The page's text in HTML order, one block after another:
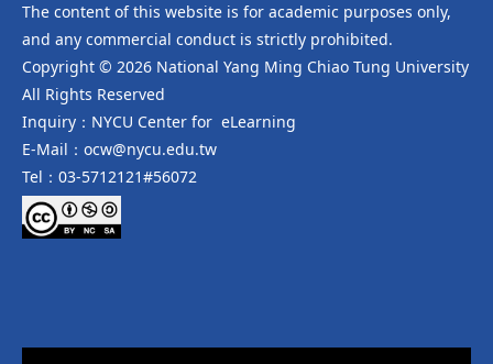
The content of this website is for academic purposes only,
and any commercial conduct is strictly prohibited.
Copyright © 2026 National Yang Ming Chiao Tung University
All Rights Reserved
Inquiry：NYCU Center for eLearning
E-Mail：ocw@nycu.edu.tw
Tel：03-5712121#56072